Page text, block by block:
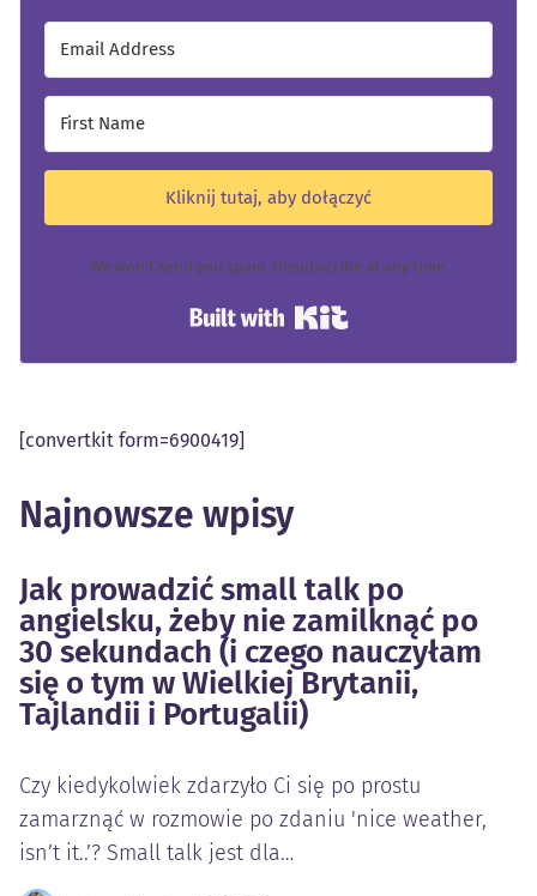
Kliknij tutaj, aby dołączyć
We won't send you spam. Unsubscribe at any time.
[convertkit form=6900419]
Najnowsze wpisy
Jak prowadzić small talk po
angielsku, żeby nie zamilknąć po
30 sekundach (i czego nauczyłam
się o tym w Wielkiej Brytanii,
Tajlandii i Portugalii)
Czy kiedykolwiek zdarzyło Ci się po prostu
zamarznąć w rozmowie po zdaniu 'nice weather,
isn’t it..’? Small talk jest dla…